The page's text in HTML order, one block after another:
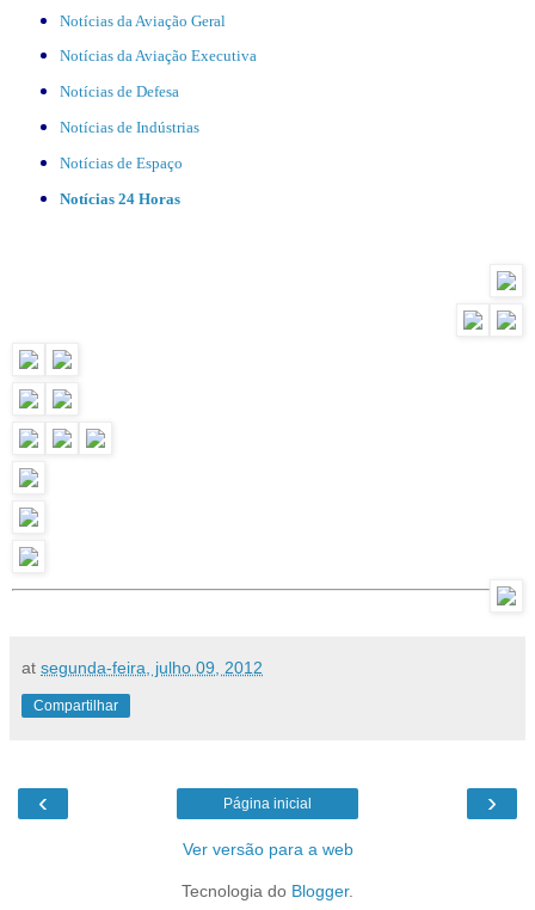
Notícias da Aviação Geral
Notícias da Aviação Executiva
Notícias de Defesa
Notícias de Indústrias
Notícias de Espaço
Notícias 24 Horas
at segunda-feira, julho 09, 2012
Compartilhar
‹ ›
Página inicial
Ver versão para a web
Tecnologia do Blogger.